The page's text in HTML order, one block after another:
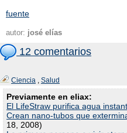
fuente
autor: josé elías
12 comentarios
Ciencia , Salud
Previamente en eliax:
El LifeStraw purifica agua
Crean nano-tubos que
18, 2008)